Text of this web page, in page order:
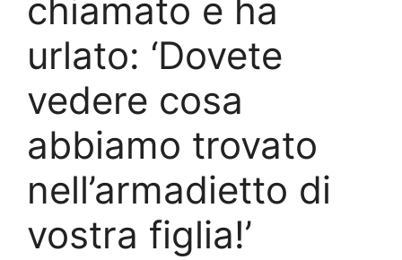
chiamato e ha
urlato: ‘Dovete
vedere cosa
abbiamo trovato
nell’armadietto di
vostra figlia!’